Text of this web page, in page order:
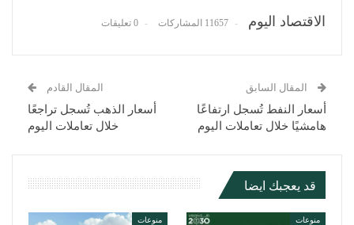
البريد الإلكتروني
الاقتصاد اليوم 11657 المشاركات 0 تعليقات
المقال السابق
أسعار النفط تُسجل ارتفاعًا
هامشيًا خلال تعاملات اليوم
المقال القادم
أسعار الذهب تُسجل تراجعًا
خلال تعاملات اليوم
قد يعجبك ايضا
منوعات منوعات